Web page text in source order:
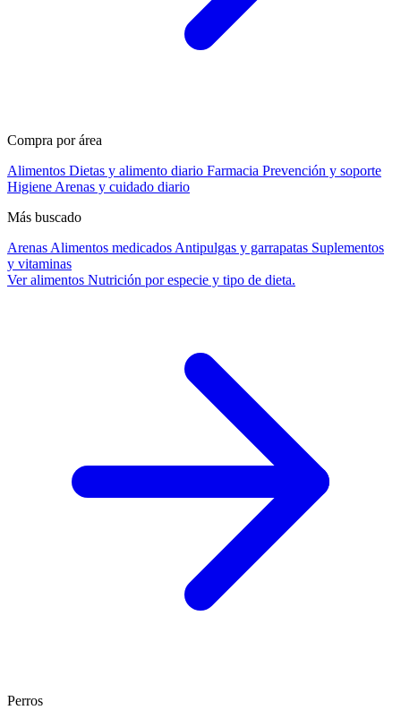
Compra por área
Alimentos Dietas y alimento diario Farmacia Prevención y soporte
Higiene Arenas y cuidado diario
Más buscado
Arenas Alimentos medicados Antipulgas y garrapatas Suplementos
y vitaminas
Ver alimentos Nutrición por especie y tipo de dieta.
Perros